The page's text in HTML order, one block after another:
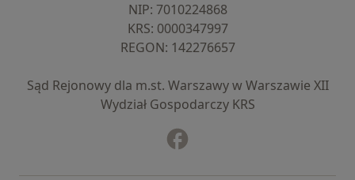
NIP: ⁠7010224868
KRS: ⁠0000347997
REGON: ⁠142276657
Sąd Rejonowy dla m.st. Warszawy w Warszawie XII
Wydział Gospodarczy KRS